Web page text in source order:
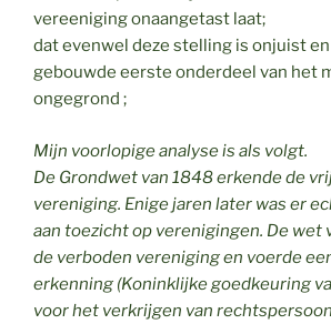
vereeniging onaangetast laat;
dat evenwel deze stelling is onjuist
gebouwde eerste onderdeel van het
ongegrond ;
Mijn voorlopige analyse is als volgt.
De Grondwet van 1848 erkende de
vereniging. Enige jaren later was er
aan toezicht op verenigingen. De wet
de verboden vereniging en voerde
erkenning (Koninklijke goedkeuring
voor het verkrijgen van